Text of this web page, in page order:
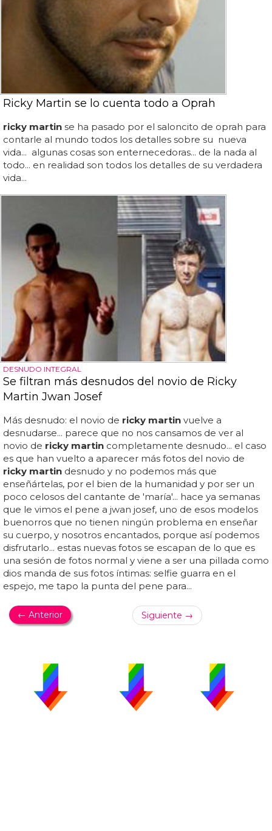
Ricky Martin se lo cuenta todo a Oprah
ricky martin se ha pasado por el saloncito de oprah para
contarle al mundo todos los detalles sobre su nueva
vida... algunas cosas son enternecedoras... de la nada al
todo... en realidad son todos los detalles de su verdadera
vida...
DESNUDO INTEGRAL
Se filtran más desnudos del novio de Ricky
Martin Jwan Josef
Más desnudo: el novio de ricky martin vuelve a
desnudarse... parece que no nos cansamos de ver al
novio de ricky martin completamente desnudo... el caso
es que han vuelto a aparecer más fotos del novio de
ricky martin desnudo y no podemos más que
enseñártelas, por el bien de la humanidad y por ser un
poco celosos del cantante de 'maría'... hace ya semanas
que le vimos el pene a jwan josef, uno de esos modelos
buenorros que no tienen ningún problema en enseñar
su cuerpo, y nosotros encantados, porque así podemos
disfrutarlo... estas nuevas fotos se escapan de lo que es
una sesión de fotos normal y viene a ser una pillada como
dios manda de sus fotos íntimas: selfie guarra en el
espejo, me tapo la punta del pene para...
← Anterior Siguiente →